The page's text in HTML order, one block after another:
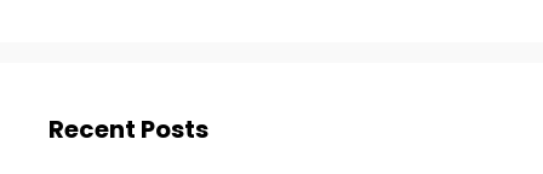
Recent Posts